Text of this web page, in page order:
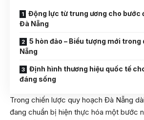
Động lực từ trung ương cho bước
Đà Nẵng
5 hòn đảo – Biểu tượng mới trong
Nẵng
Định hình thương hiệu quốc tế
đáng sống
Trong chiến lược quy hoạch Đà Nẵng
đang chuẩn bị hiện thực hóa một bước